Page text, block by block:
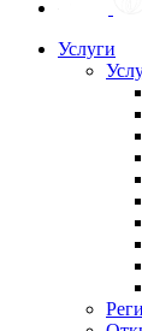
Услуги